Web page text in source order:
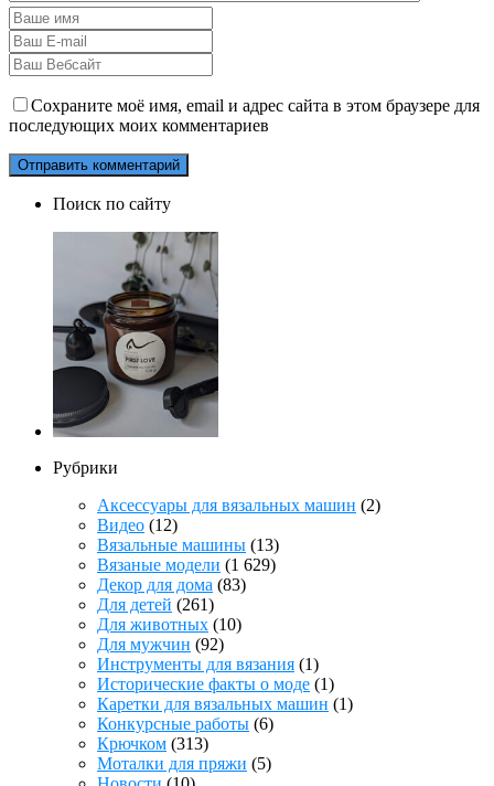
Сохраните моё имя, email и адрес сайта в этом браузере для
последующих моих комментариев
Поиск по сайту
Рубрики
Аксессуары для вязальных машин (2)
Видео (12)
Вязальные машины (13)
Вязаные модели (1 629)
Декор для дома (83)
Для детей (261)
Для животных (10)
Для мужчин (92)
Инструменты для вязания (1)
Исторические факты о моде (1)
Каретки для вязальных машин (1)
Конкурсные работы (6)
Крючком (313)
Моталки для пряжи (5)